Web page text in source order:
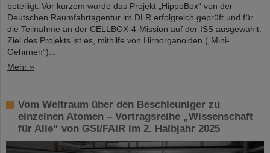
beteiligt. Vor kurzem wurde das Projekt „HippoBox“ von der
Deutschen Raumfahrtagentur im DLR erfolgreich geprüft und für
die Teilnahme an der CELLBOX-4-Mission auf der ISS ausgewählt.
Ziel des Projekts ist es, mithilfe von Hirnorganoiden („Mini-
Gehirnen“)...
Mehr »
Vom Weltraum über den Beschleuniger zu
einzelnen Atomen – Vortragsreihe „Wissenschaft
für Alle“ von GSI/FAIR im 2. Halbjahr 2025